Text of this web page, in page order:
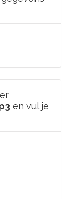
en vul je